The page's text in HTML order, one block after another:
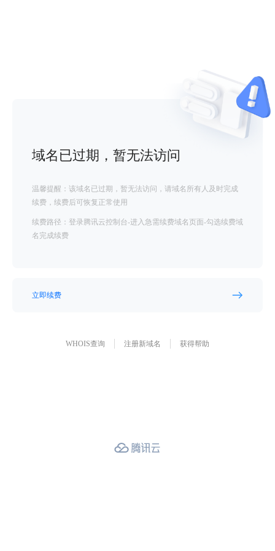
域名已过期，暂无法访问
温馨提醒：该域名已过期，暂无法访问，请域名所有人及时完成
续费，续费后可恢复正常使用
续费路径：登录腾讯云控制台-进入急需续费域名页面-勾选续费域
名完成续费
立即续费
WHOIS查询 注册新域名 获得帮助